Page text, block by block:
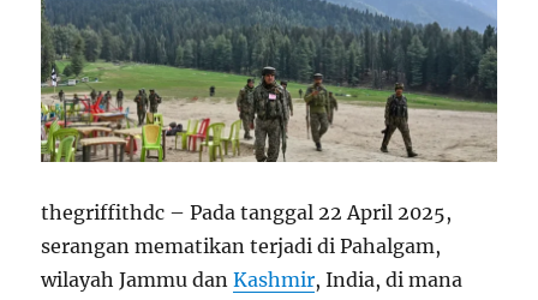
thegriffithdc – Pada tanggal 22 April 2025,
serangan mematikan terjadi di Pahalgam,
wilayah Jammu danKashmir, India, di mana